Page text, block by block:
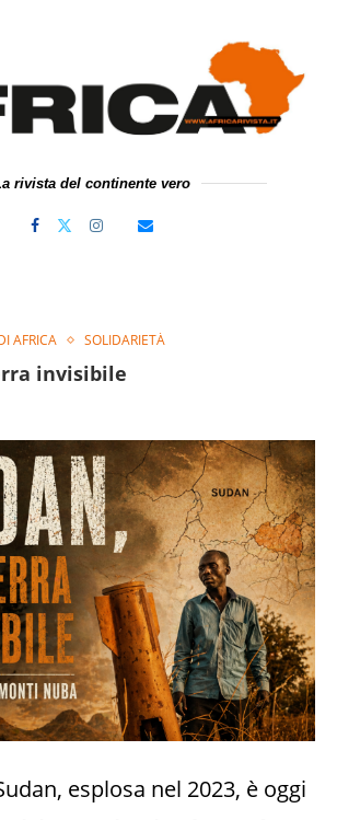
rivista del continente vero
AFRICA SOLIDARIETÀ
invisibile
esplosa nel 2023, è oggi